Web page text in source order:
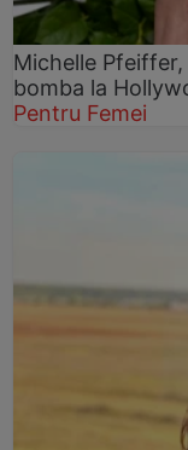
Michelle
bomba la
Pentru Femei